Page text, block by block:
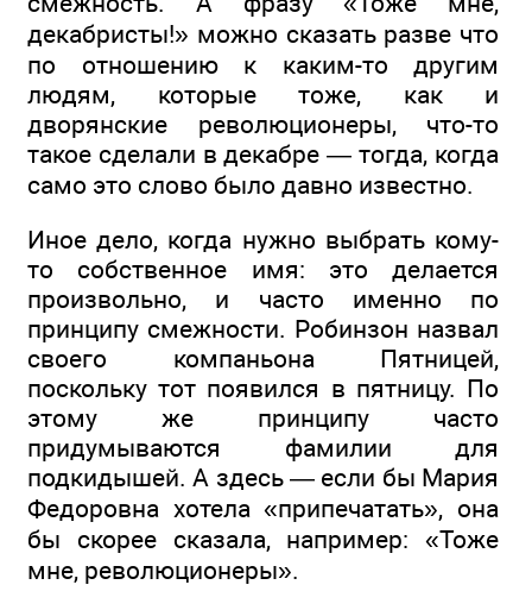
декабристы!» можно сказать разве что
по отношению к каким-то другим
людям, которые тоже, как и
дворянские революционеры, что-то
такое сделали в декабре — тогда, когда
само это слово было давно известно.
Иное дело, когда нужно выбрать кому-
то собственное имя: это делается
произвольно, и часто именно по
принципу смежности. Робинзон назвал
своего компаньона Пятницей,
поскольку тот появился в пятницу. По
этому же принципу часто
придумываются фамилии для
подкидышей. А здесь — если бы Мария
Федоровна хотела «припечатать», она
бы скорее сказала, например: «Тоже
мне, революционеры».